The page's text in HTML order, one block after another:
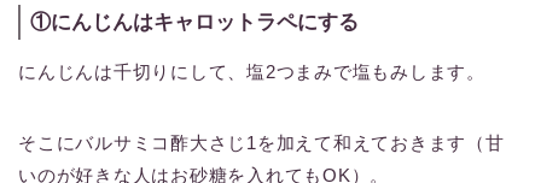
①にんじんはキャロットラペにする
にんじんは千切りにして、塩2つまみで塩もみします。
そこにバルサミコ酢大さじ1を加えて和えておきます（甘
いのが好きな人はお砂糖を入れてもOK）。